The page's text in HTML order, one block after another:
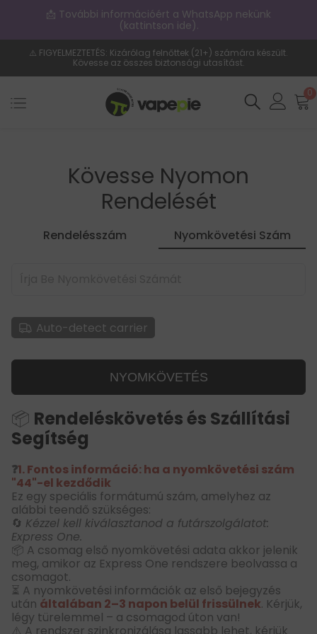
📩 További információért a WhatsApp nekünk
(kattintson ide).
⚠️ FIGYELMEZTETÉS: Kizárólag felnőttek (21+) számára készült.
Kövesse az összes biztonsági utasítást.
0
Kövesse Nyomon
Rendelését
Rendelésszám Nyomkövetési Szám
Auto-detect carrier
NYOMKÖVETÉS
📦 Rendeléskövetés és Szállítási
Segítség
❓1. Fontos információ: ha a nyomkövetési szám
"44"-el kezdődik
Ez egy speciális formátumú szám, amelyhez az
alábbi teendő szükséges:
🔄 Kézzel kell kiválasztanod a futárszolgálatot:
Express One.
📦 A csomag első nyomkövetési adata akkor jelenik
meg, amikor az Express One rendszere beolvassa a
csomagot.
⏳ A nyomkövetési információk az első bejegyzés
után általában 2–3 napon belül frissülnek. Kérjük,
légy türelemmel – a csomagod úton van!